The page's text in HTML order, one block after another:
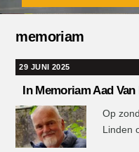
memoriam
29 JUNI 2025
In Memoriam Aad
Op
Linden